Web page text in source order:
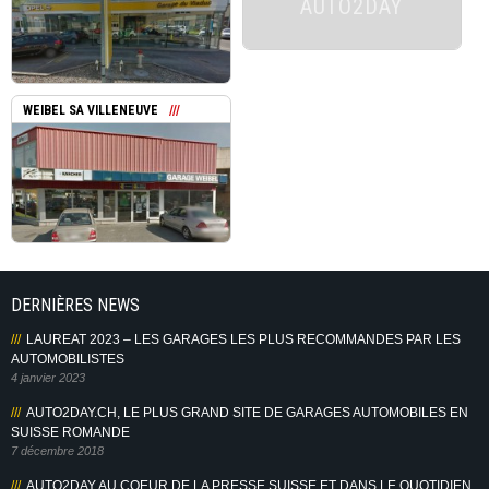
AUTO2DAY
WEIBEL SA VILLENEUVE
DERNIÈRES NEWS
LAUREAT 2023 – LES GARAGES LES PLUS RECOMMANDES PAR LES
AUTOMOBILISTES
4 janvier 2023
AUTO2DAY.CH, LE PLUS GRAND SITE DE GARAGES AUTOMOBILES EN
SUISSE ROMANDE
7 décembre 2018
AUTO2DAY AU COEUR DE LA PRESSE SUISSE ET DANS LE QUOTIDIEN